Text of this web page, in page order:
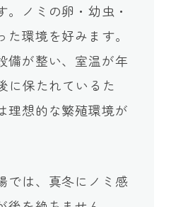
ノミの卵・幼虫・
環境を好みます。
備が整い、室温が年
に保たれているた
理想的な繁殖環境が
では、真冬にノミ感